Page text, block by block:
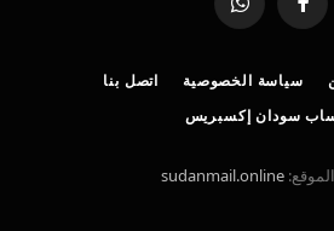
فيسبوك واتساب
سياسة الخصوصية
اتصل بنا
سودان إكسبريس
sudanmail.online